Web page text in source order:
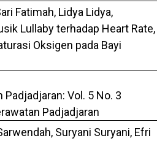
Fatimah, Lidya Lidya,
Lullaby terhadap Heart Rate,
Oksigen pada Bayi
Vol. 5 No. 3
Padjadjaran
Suryani Suryani, Efri